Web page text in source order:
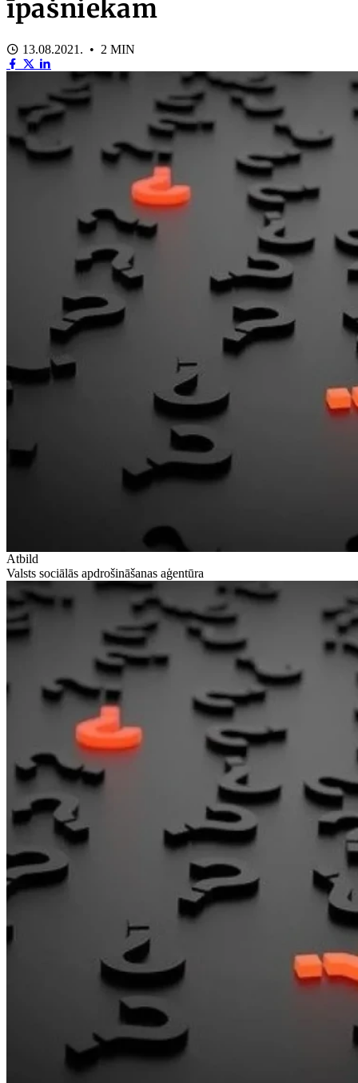
īpašniekam
13.08.2021. • 2 MIN
Atbild
Valsts sociālās apdrošināšanas aģentūra